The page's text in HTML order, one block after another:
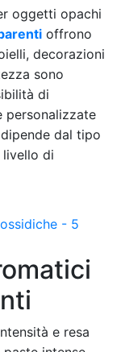
oggetti opachi
offrono
decorazioni
sono
di
personalizzate
dal tipo
livello di
e resa